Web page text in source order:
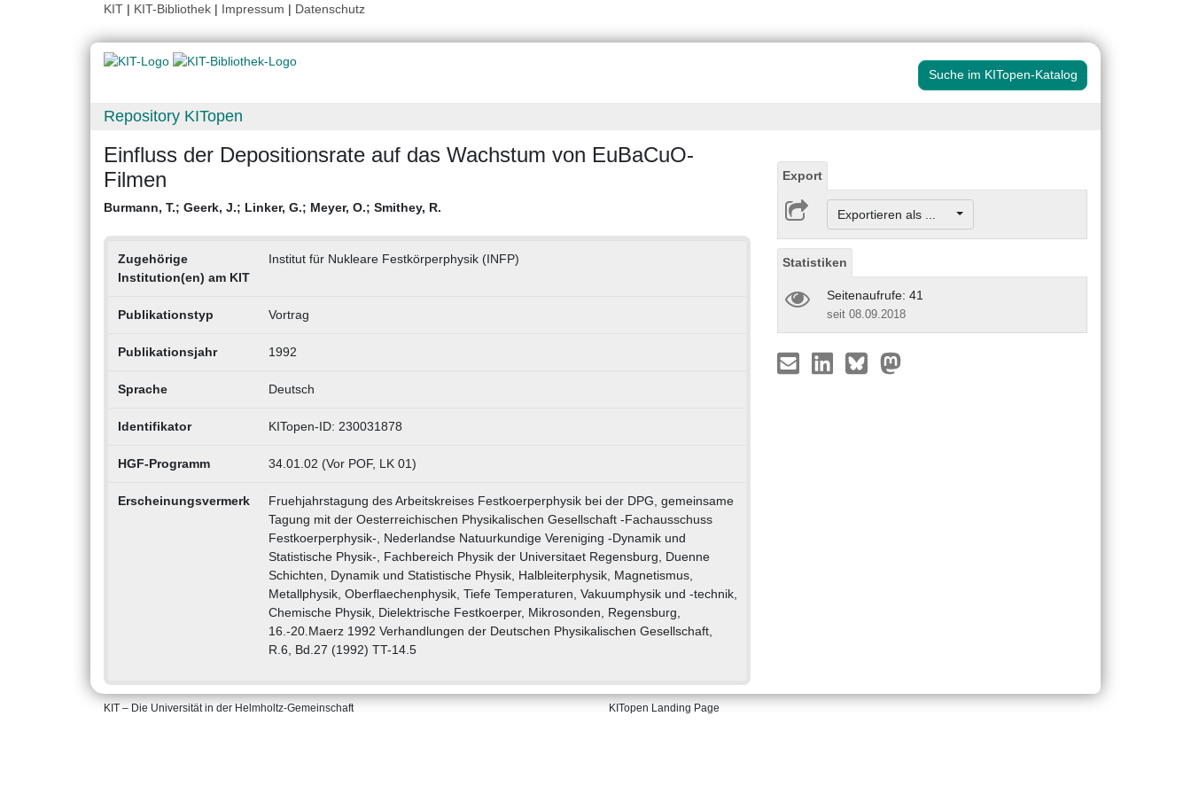
KIT | KIT-Bibliothek | Impressum | Datenschutz
Suche im KITopen-Katalog
Repository KITopen
Einfluss der Depositionsrate auf das Wachstum von EuBaCuO-
Filmen
Burmann, T.; Geerk, J.; Linker, G.; Meyer, O.; Smithey, R.
Zugehörige
Institution(en) am KIT
Institut für Nukleare Festkörperphysik (INFP)
Publikationstyp Vortrag
Publikationsjahr 1992
Sprache Deutsch
Identifikator KITopen-ID: 230031878
HGF-Programm 34.01.02 (Vor POF, LK 01)
Erscheinungsvermerk
Fruehjahrstagung des Arbeitskreises Festkoerperphysik bei der DPG, gemeinsame
Tagung mit der Oesterreichischen Physikalischen Gesellschaft -Fachausschuss
Festkoerperphysik-, Nederlandse Natuurkundige Vereniging -Dynamik und
Statistische Physik-, Fachbereich Physik der Universitaet Regensburg, Duenne
Schichten, Dynamik und Statistische Physik, Halbleiterphysik, Magnetismus,
Metallphysik, Oberflaechenphysik, Tiefe Temperaturen, Vakuumphysik und -technik,
Chemische Physik, Dielektrische Festkoerper, Mikrosonden, Regensburg,
16.-20.Maerz 1992 Verhandlungen der Deutschen Physikalischen Gesellschaft,
R.6, Bd.27 (1992) TT-14.5
Export
Exportieren als ...
Statistiken
Seitenaufrufe: 41
seit 08.09.2018
KIT – Die Universität in der Helmholtz-Gemeinschaft KITopen Landing Page